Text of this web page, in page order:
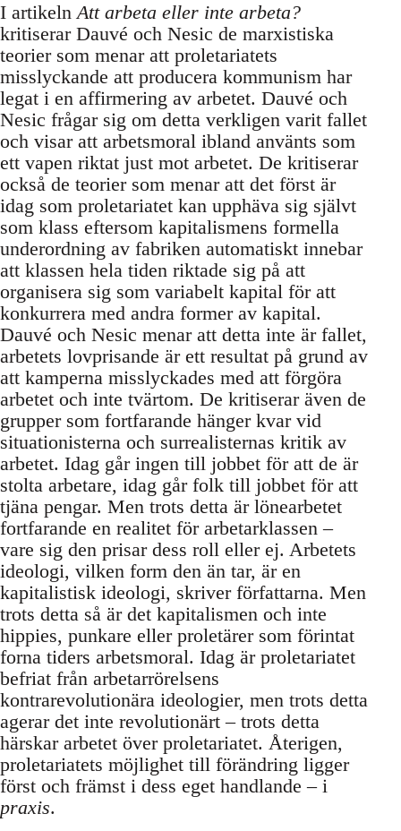
I artikelnAtt arbeta eller inte arbeta?
kritiserar Dauvé och Nesic de marxistiska
teorier som menar att proletariatets
misslyckande att producera kommunism har
legat i en affirmering av arbetet. Dauvé och
Nesic frågar sig om detta verkligen varit fallet
och visar att arbetsmoral ibland använts som
ett vapen riktat just mot arbetet. De kritiserar
också de teorier som menar att det först är
idag som proletariatet kan upphäva sig självt
som klass eftersom kapitalismens formella
underordning av fabriken automatiskt innebar
att klassen hela tiden riktade sig på att
organisera sig som variabelt kapital för att
konkurrera med andra former av kapital.
Dauvé och Nesic menar att detta inte är fallet,
arbetets lovprisande är ett resultat på grund av
att kamperna misslyckades med att förgöra
arbetet och inte tvärtom. De kritiserar även de
grupper som fortfarande hänger kvar vid
situationisterna och surrealisternas kritik av
arbetet. Idag går ingen till jobbet för att de är
stolta arbetare, idag går folk till jobbet för att
tjäna pengar. Men trots detta är lönearbetet
fortfarande en realitet för arbetarklassen –
vare sig den prisar dess roll eller ej. Arbetets
ideologi, vilken form den än tar, är en
kapitalistisk ideologi, skriver författarna. Men
trots detta så är det kapitalismen och inte
hippies, punkare eller proletärer som förintat
forna tiders arbetsmoral. Idag är proletariatet
befriat från arbetarrörelsens
kontrarevolutionära ideologier, men trots detta
agerar det inte revolutionärt – trots detta
härskar arbetet över proletariatet. Återigen,
proletariatets möjlighet till förändring ligger
först och främst i dess eget handlande – i
praxis.